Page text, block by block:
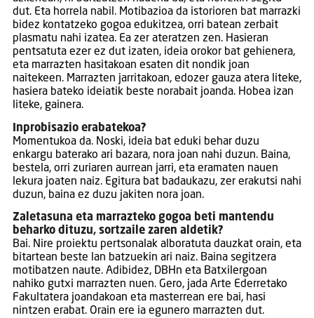
dut. Eta horrela nabil. Motibazioa da istorioren bat marrazki
bidez kontatzeko gogoa edukitzea, orri batean zerbait
plasmatu nahi izatea. Ea zer ateratzen zen. Hasieran
pentsatuta ezer ez dut izaten, ideia orokor bat gehienera,
eta marrazten hasitakoan esaten dit nondik joan
naitekeen. Marrazten jarritakoan, edozer gauza atera liteke,
hasiera bateko ideiatik beste norabait joanda. Hobea izan
liteke, gainera.
Inprobisazio erabatekoa?
Momentukoa da. Noski, ideia bat eduki behar duzu
enkargu baterako ari bazara, nora joan nahi duzun. Baina,
bestela, orri zuriaren aurrean jarri, eta eramaten nauen
lekura joaten naiz. Egitura bat badaukazu, zer erakutsi nahi
duzun, baina ez duzu jakiten nora joan.
Zaletasuna eta marrazteko gogoa beti mantendu
beharko dituzu, sortzaile zaren aldetik?
Bai. Nire proiektu pertsonalak alboratuta dauzkat orain, eta
bitartean beste lan batzuekin ari naiz. Baina segitzera
motibatzen naute. Adibidez, DBHn eta Batxilergoan
nahiko gutxi marrazten nuen. Gero, jada Arte Ederretako
Fakultatera joandakoan eta masterrean ere bai, hasi
nintzen erabat. Orain ere ia egunero marrazten dut.